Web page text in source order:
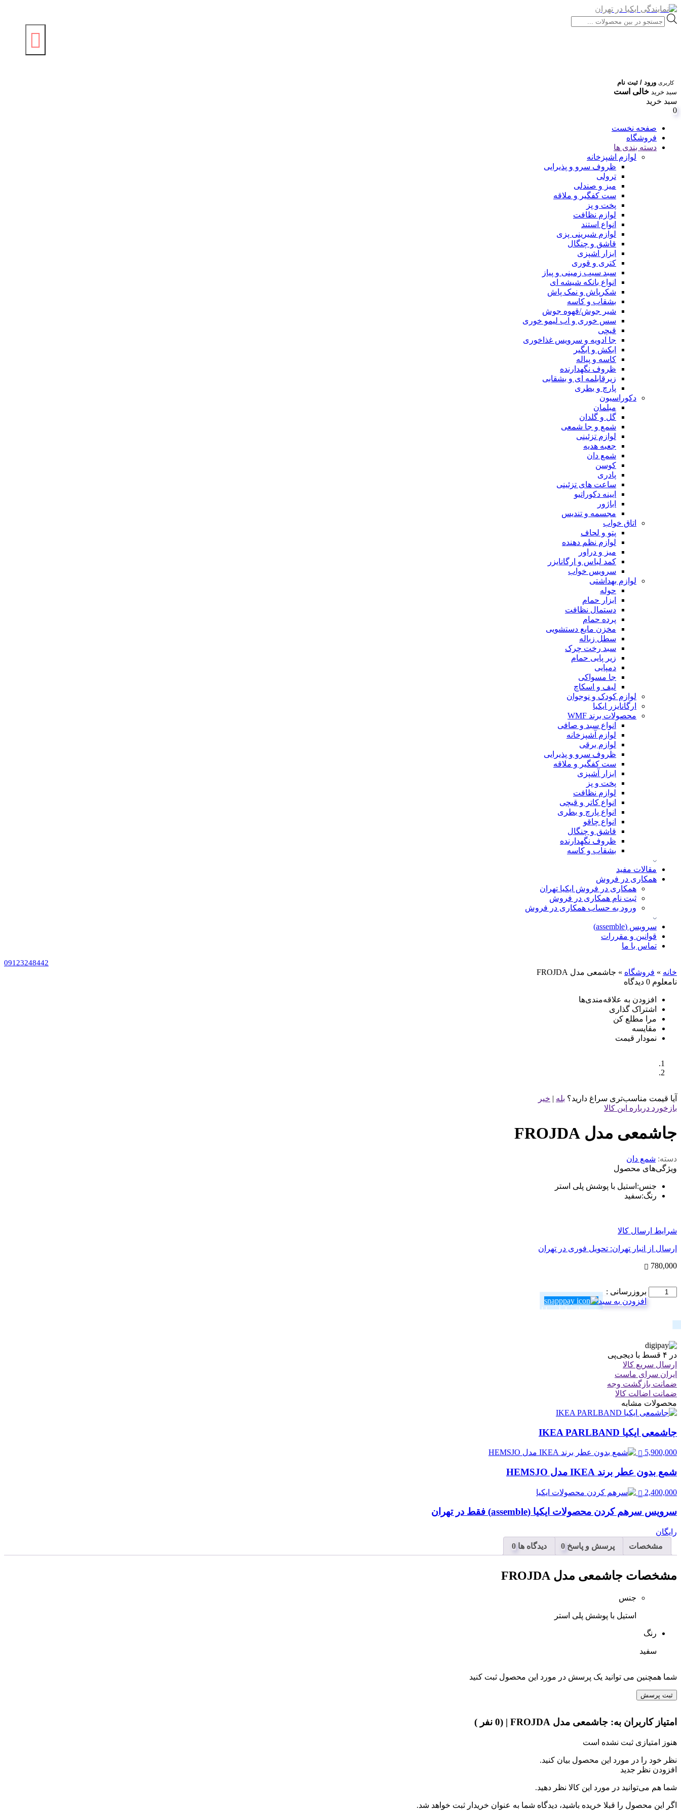
Products
search
کاربری ورود / ثبت نام
سبد خرید خالی است
سبد خرید
0
صفحه نخست
فروشگاه
دسته بندی ها
لوازم اشپزخانه
ظروف سرو و پذیرایی
ترولی
میز و صندلی
ست کفگیر و ملاقه
پخت و پز
لوازم نظافت
انواع استند
لوازم شیرینی پزی
قاشق و چنگال
ابزار اشپزی
کتری و قوری
سبد سیب زمینی و پیاز
انواع بانکه شیشه ای
شکرپاش و نمک پاش
بشقاب و کاسه
شیر جوش/قهوه جوش
سس خوری و اب لیمو خوری
قیچی
جا ادویه و سرویس غذاخوری
ابکش و ابگیر
کاسه و پیاله
ظروف نگهدارنده
زیرقابلمه ای و بشقابی
پارچ و بطری
دکوراسیون
مبلمان
گل و گلدان
شمع و جا شمعی
لوازم تزئینی
جعبه هدیه
شمع دان
کوسن
پادری
ساعت های تزئینی
ایینه دکوراتیو
اباژور
مجسمه و تندیس
اتاق خواب
پتو و لحاف
لوازم نظم دهنده
میز و دراور
کمد لباس و ارگانایزر
سرویس خواب
لوازم بهداشتی
حوله
ابزار حمام
دستمال نظافت
پرده حمام
مخزن مایع دستشویی
سطل زباله
سبد رخت چرک
زیر پایی حمام
دمپایی
جا مسواکی
لیف و اسکاچ
لوازم کودک و نوجوان
ارگانایزر ایکیا
محصولات برند WMF
انواع سبد و صافی
لوازم آشپزخانه
لوازم برقی
ظروف سرو و پذیرایی
ست کفگیر و ملاقه
ابزار آشپزی
پخت و پز
لوازم نظافت
انواع کاتر و قیچی
انواع پارچ و بطری
انواع چاقو
قاشق و چنگال
ظروف نگهدارنده
بشقاب و کاسه
مقالات مفید
همکاری در فروش
همکاری در فروش ایکیا تهران
ثبت نام همکاری در فروش
ورود به حساب همکاری در فروش
سرویس (assemble)
قوانین و مقررات
تماس با ما
09123248442
خانه » فروشگاه » جاشمعی مدل FROJDA
نامعلوم 0 دیدگاه
افزودن به علاقه‌مندی‌ها
اشتراک گذاری
مرا مطلع کن
مقایسه
نمودار قیمت
آیا قیمت مناسب‌تری سراغ دارید؟ بله | خیر
بازخورد درباره این کالا
جاشمعی مدل FROJDA
دسته: شمع دان
ویژگی‌های محصول
جنس: استیل با پوشش پلی استر
رنگ:سفید
شرایط ارسال کالا
ارسال از انبار تهران: تحویل فوری در تهران
780,000
تعداد
بروزرسانی :
افزودن به سبد
خرید اقساطی با اسنپ‌پی!
پرداخت در 4 قسط $price_divided_by_4
در ۴ قسط با دیجی‌پی
ارسال سریع کالا
ایران سرای ماست
ضمانت بازگشت وجه
ضمانت اضالت کالا
محصولات مشابه
جاشمعی ایکیا IKEA PARLBAND
5,900,000
شمع بدون عطر برند IKEA مدل HEMSJO
2,400,000
سرویس سرهم کردن محصولات ایکیا (assemble) فقط در تهران
رایگان
مشخصات
پرسش و پاسخ دیدگاه ها
مشخصات جاشمعی مدل FROJDA
جنس
استیل با پوشش پلی استر
رنگ
سفید
شما همچنین می توانید یک پرسش در مورد این محصول ثبت کنید
ثبت پرسش
امتیاز کاربران به: جاشمعی مدل FROJDA | (0 نفر )
هنوز امتیازی ثبت نشده است
نظر خود را در مورد این محصول بیان کنید.
افزودن نظر جدید
شما هم می‌توانید در مورد این کالا نظر دهید.
اگر این محصول را قبلا خریده باشید، دیدگاه شما به عنوان خریدار ثبت خواهد شد.